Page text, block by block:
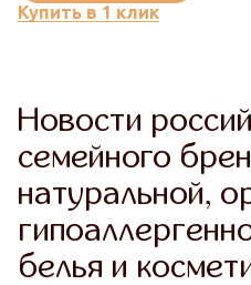
Купить в 1 клик
Новости
семейного
натуральной,
белья и